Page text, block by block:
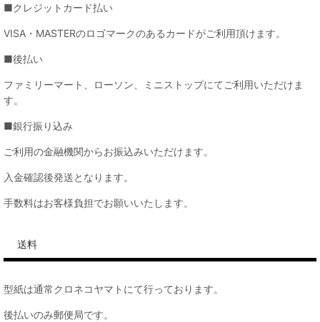
■クレジットカード払い
VISA・MASTERのロゴマークのあるカードがご利用頂けます。
■後払い
ファミリーマート、ローソン、ミニストップにてご利用いただけま
す。
■銀行振り込み
ご利用の金融機関からお振込みいただけます。
入金確認後発送となります。
手数料はお客様負担でお願いいたします。
送料
型紙は通常クロネコヤマトにて行っております。
後払いのみ郵便局です。